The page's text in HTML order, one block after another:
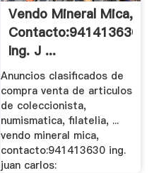
Vendo Mineral Mica,
Contacto:941413630
Ing. J ...
Anuncios clasificados de
compra venta de articulos
de coleccionista,
numismatica, filatelia, ...
vendo mineral mica,
contacto:941413630 ing.
juan carlos: